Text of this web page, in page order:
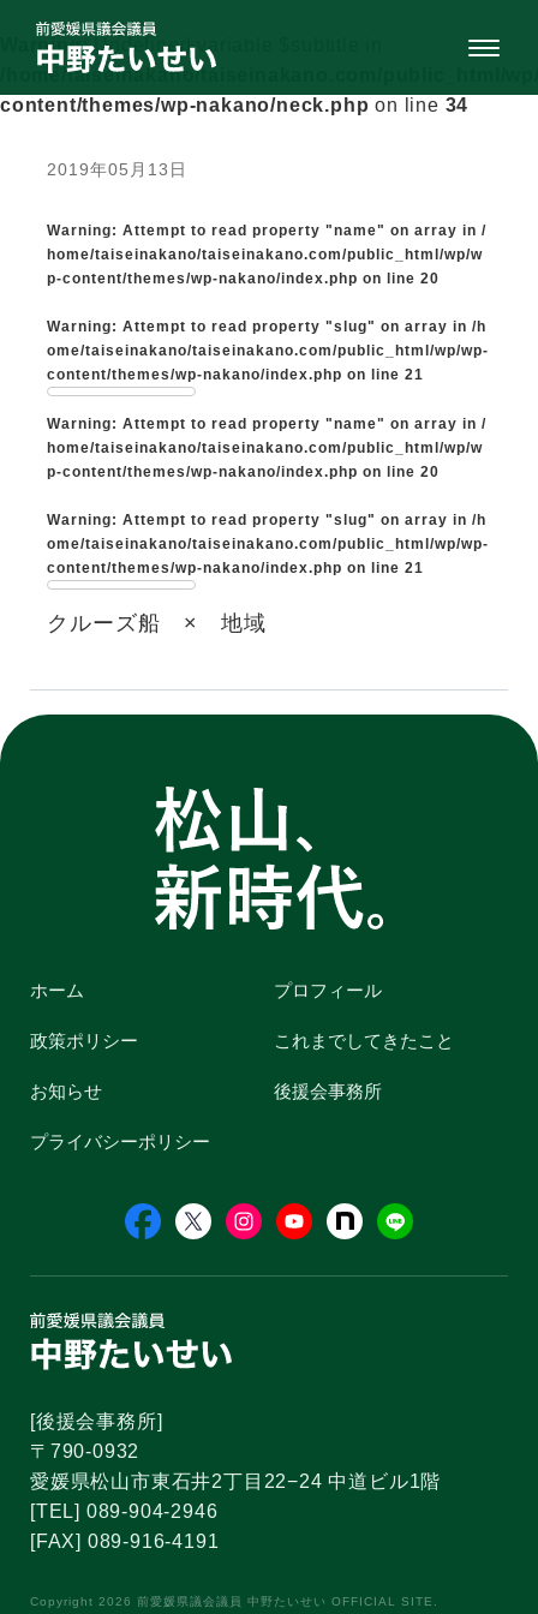
Warning: Undefined variable $subtitle in
/home/taiseinakano/taiseinakano.com/public_html/
content/themes/wp-nakano/neck.php on line 34
2019年05月13日
Warning: Attempt to read property "name" on array in /
home/taiseinakano/taiseinakano.com/public_html/wp/w
p-content/themes/wp-nakano/index.php on line 20
Warning: Attempt to read property "slug" on array in /h
ome/taiseinakano/taiseinakano.com/public_html/wp/wp-
content/themes/wp-nakano/index.php on line 21
Warning: Attempt to read property "name" on array in /
home/taiseinakano/taiseinakano.com/public_html/wp/w
p-content/themes/wp-nakano/index.php on line 20
Warning: Attempt to read property "slug" on array in /h
ome/taiseinakano/taiseinakano.com/public_html/wp/wp-
content/themes/wp-nakano/index.php on line 21
クルーズ船 × 地域
ホーム プロフィール
政策ポリシー これまでしてきたこと
お知らせ 後援会事務所
プライバシーポリシー
[後援会事務所]
〒790-0932
愛媛県松山市東石井2丁目22−24 中道ビル1階
[TEL] 089-904-2946
[FAX] 089-916-4191
Copyright 2026 前愛媛県議会議員 中野たいせい OFFICIAL SITE.